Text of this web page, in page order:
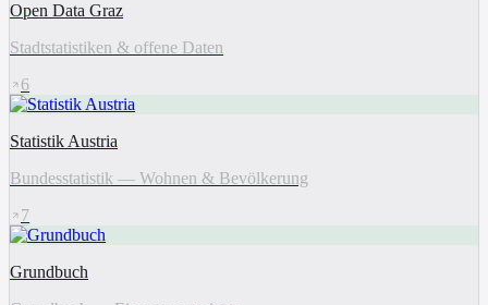
Open Data Graz
Stadtstatistiken & offene Daten
6
Statistik Austria
Bundesstatistik — Wohnen & Bevölkerung
7
Grundbuch